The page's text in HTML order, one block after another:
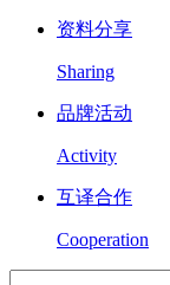
资料分享
Sharing
品牌活动
Activity
互译合作
Cooperation